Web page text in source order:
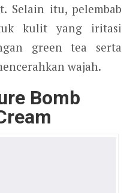
Selain itu, pelembab
kulit yang iritasi
green tea serta
wajah.
Bomb